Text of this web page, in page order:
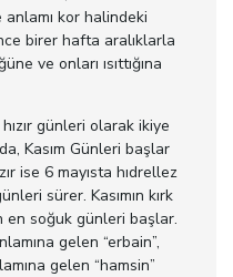
anlamı kor halindeki
birer hafta aralıklarla
ve onları ısıttığına
günleri olarak ikiye
Kasım Günleri başlar
ise 6 mayısta hıdrellez
sürer. Kasımın kırk
en soğuk günleri başlar.
gelen “erbain”,
gelen “hamsin”